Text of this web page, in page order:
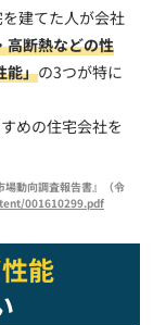
建てた人が会社
高断熱などの性
能」の3つが特に
めの住宅会社を
動向調査報告書』（令
001610299.pdf
能